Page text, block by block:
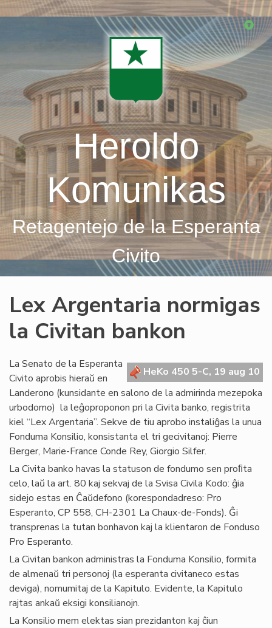
Skip
Heroldo
Komunikas
Retagentejo de la Esperanta
Civito
Lex Argentaria normigas
la Civitan bankon
HeKo 450 5-C, 19 aug 10
La Senato de la Esperanta
Civito aprobis hieraŭ en
Landerono (kunsidante en salono de la admirinda mezepoka
urbodomo) la leĝoproponon pri la Civita banko, registrita
kiel “Lex Argentaria”. Sekve de tiu aprobo instaliĝas la unua
Fonduma Konsilio, konsistanta el tri gecivitanoj: Pierre
Berger, Marie-France Conde Rey, Giorgio Silfer.
La Civita banko havas la statuson de fondumo sen proﬁta
celo, laŭ la art. 80 kaj sekvaj de la Svisa Civila Kodo: ĝia
sidejo estas en Ĉaŭdefono (korespondadreso: Pro
Esperanto, CP 558, CH-2301 La Chaux-de-Fonds). Ĝi
transprenas la tutan bonhavon kaj la klientaron de Fonduso
Pro Esperanto.
La Civitan bankon administras la Fonduma Konsilio, formita
de almenaŭ tri personoj (la esperanta civitaneco estas
deviga), nomumitaj de la Kapitulo. Evidente, la Kapitulo
rajtas ankaŭ eksigi konsilianojn.
La Konsilio mem elektas sian prezidanton kaj ĉiun